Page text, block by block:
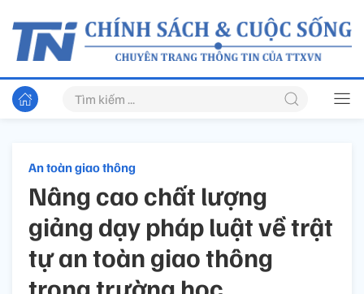
An toàn giao thông
Nâng cao chất lượng
giảng dạy pháp luật về trật
tự an toàn giao thông